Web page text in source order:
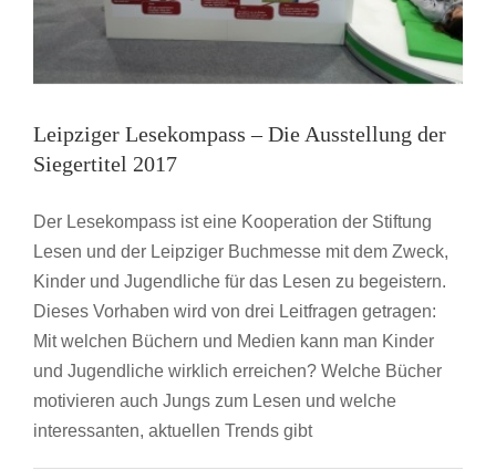
Leipziger Lesekompass – Die Ausstellung der
Siegertitel 2017
Der Lesekompass ist eine Kooperation der Stiftung
Lesen und der Leipziger Buchmesse mit dem Zweck,
Kinder und Jugendliche für das Lesen zu begeistern.
Dieses Vorhaben wird von drei Leitfragen getragen:
Mit welchen Büchern und Medien kann man Kinder
und Jugendliche wirklich erreichen? Welche Bücher
motivieren auch Jungs zum Lesen und welche
interessanten, aktuellen Trends gibt